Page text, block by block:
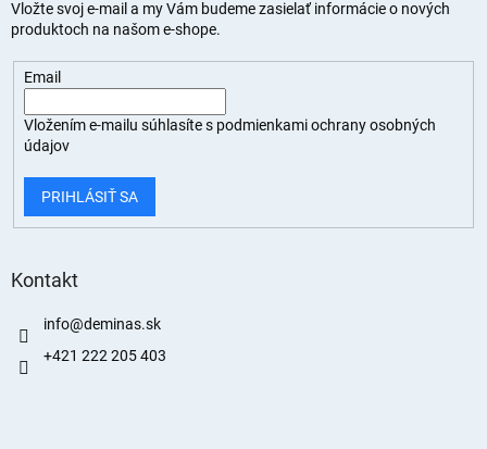
Vložte svoj e-mail a my Vám budeme zasielať informácie o nových
produktoch na našom e-shope.
Email
Vložením e-mailu súhlasíte s podmienkami ochrany osobných
údajov
PRIHLÁSIŤ SA
Kontakt
info@deminas.sk
+421 222 205 403